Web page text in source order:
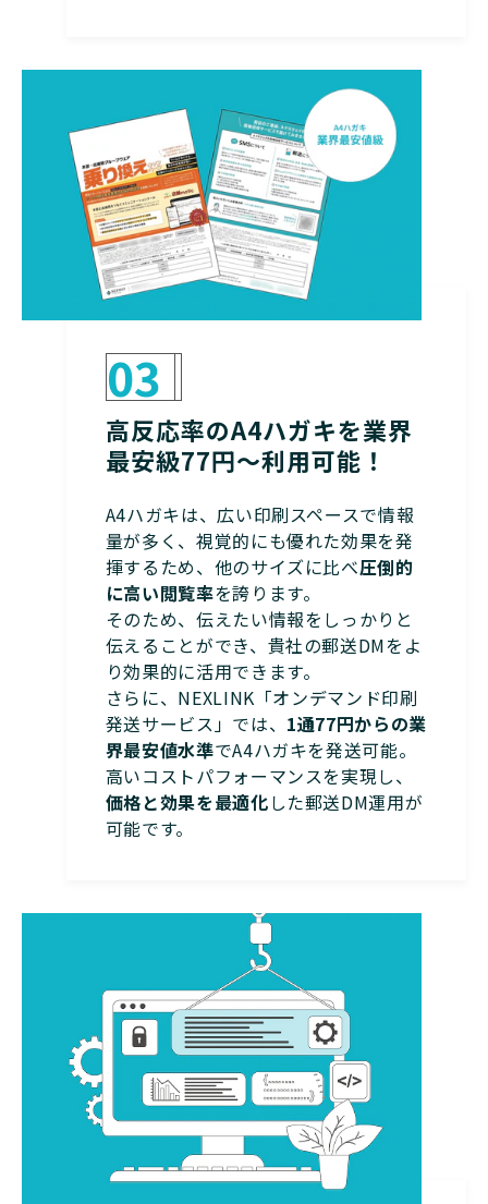
03
高反応率のA4ハガキを業界
最安級77円～利用可能！
A4ハガキは、広い印刷スペースで情報
量が多く、視覚的にも優れた効果を発
揮するため、他のサイズに比べ圧倒的
に高い閲覧率を誇ります。
そのため、伝えたい情報をしっかりと
伝えることができ、貴社の郵送DMをよ
り効果的に活用できます。
さらに、NEXLINK「オンデマンド印刷
発送サービス」では、 1通77円からの業
界最安値水準でA4ハガキを発送可能。
高いコストパフォーマンスを実現し、
価格と効果を最適化した郵送DM運用が
可能です。